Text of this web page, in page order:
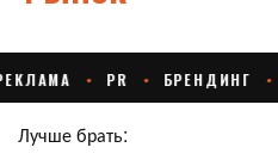
Лучше брать: